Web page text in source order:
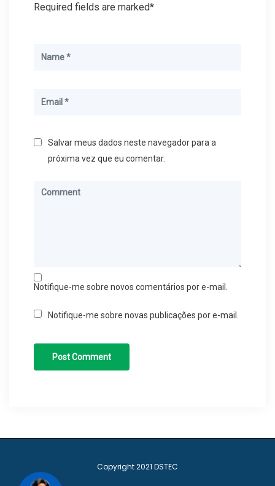
Required fields are marked*
Salvar meus dados neste navegador para a
próxima vez que eu comentar.
Notifique-me sobre novos comentários por e-mail.
Notifique-me sobre novas publicações por e-mail.
Copyright 2021 DSTEC